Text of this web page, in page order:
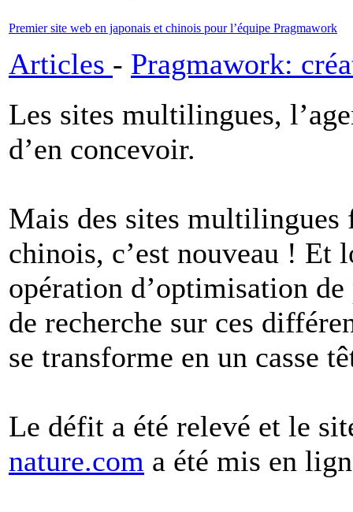
Premier site web en japonais et chinois pour l’équipe Pragmawork
Articles - Pragmawork:
Les sites multilingues,
d’en concevoir.
Mais des sites multilingues
chinois, c’est nouveau ! Et
opération d’optimisation
de recherche sur ces
se transforme en un casse
Le défit a été relevé et le
nature.com a été mis en